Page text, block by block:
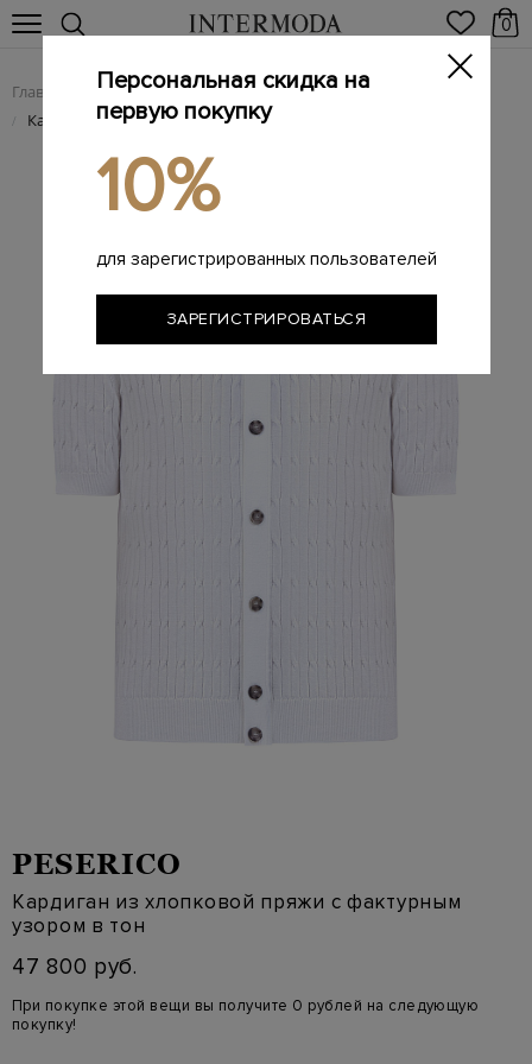
0
Главная Мужчинам / Одежда / Трикотаж
/ Кардиган из хлопковой пряжи с фактурным узором в тон
PESERICO
Кардиган из хлопковой пряжи с фактурным
узором в тон
47 800 руб.
При покупке этой вещи вы получите 0 рублей на следующую
покупку!
Персональная скидка на
первую покупку
10%
для зарегистрированных пользователей
ЗАРЕГИСТРИРОВАТЬСЯ